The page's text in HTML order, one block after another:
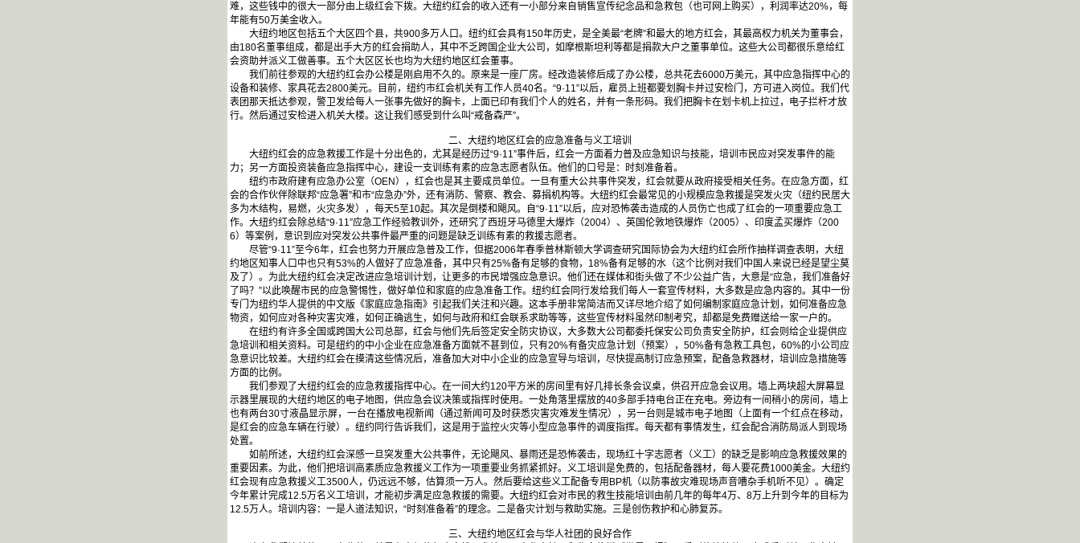
难，这些钱中的很大一部分由上级红会下拨。大纽约红会的收入还有一小部分来自销售宣传纪念品和急救包（也可网上购买），利润率达20%，每
年能有50万美金收入。
大纽约地区包括五个大区四个县，共900多万人口。纽约红会具有150年历史，是全美最“老牌”和最大的地方红会，其最高权力机关为董事会，
由180名董事组成，都是出手大方的红会捐助人，其中不乏跨国企业大公司，如摩根斯坦利等都是捐款大户之董事单位。这些大公司都很乐意给红
会资助并派义工做善事。五个大区区长也均为大纽约地区红会董事。
我们前往参观的大纽约红会办公楼是刚启用不久的。原来是一座厂房。经改造装修后成了办公楼，总共花去6000万美元，其中应急指挥中心的
设备和装修、家具花去2800美元。目前，纽约市红会机关有工作人员40名。“9·11”以后，雇员上班都要划胸卡并过安检门，方可进入岗位。我们代
表团那天抵达参观，警卫发给每人一张事先做好的胸卡，上面已印有我们个人的姓名，并有一条形码。我们把胸卡在划卡机上拉过，电子拦杆才放
行。然后通过安检进入机关大楼。这让我们感受到什么叫“戒备森严”。
二、大纽约地区红会的应急准备与义工培训
大纽约红会的应急救援工作是十分出色的，尤其是经历过“9·11”事件后，红会一方面着力普及应急知识与技能，培训市民应对突发事件的能
力；另一方面投资装备应急指挥中心，建设一支训练有素的应急志愿者队伍。他们的口号是：时刻准备着。
纽约市政府建有应急办公室（OEN），红会也是其主要成员单位。一旦有重大公共事件突发，红会就要从政府接受相关任务。在应急方面，红
会的合作伙伴除联邦“应急署”和市“应急办”外，还有消防、警察、教会、募捐机构等。大纽约红会最常见的小规模应急救援是突发火灾（纽约民居大
多为木结构，易燃，火灾多发），每天5至10起。其次是倒楼和飓风。自“9·11”以后，应对恐怖袭击造成的人员伤亡也成了红会的一项重要应急工
作。大纽约红会除总结“9·11”应急工作经验教训外，还研究了西班牙马德里大爆炸（2004）、英国伦敦地铁爆炸（2005）、印度孟买爆炸（200
6）等案例，意识到应对突发公共事件最严重的问题是缺乏训练有素的救援志愿者。
尽管“9·11”至今6年，红会也努力开展应急普及工作，但据2006年春季普林斯顿大学调查研究国际协会为大纽约红会所作抽样调查表明，大纽
约地区知事人口中也只有53%的人做好了应急准备，其中只有25%备有足够的食物，18%备有足够的水（这个比例对我们中国人来说已经是望尘莫
及了）。为此大纽约红会决定改进应急培训计划，让更多的市民增强应急意识。他们还在媒体和街头做了不少公益广告，大意是“应急，我们准备好
了吗？”以此唤醒市民的应急警惕性，做好单位和家庭的应急准备工作。纽约红会同行发给我们每人一套宣传材料，大多数是应急内容的。其中一份
专门为纽约华人提供的中文版《家庭应急指南》引起我们关注和兴趣。这本手册非常简洁而又详尽地介绍了如何编制家庭应急计划，如何准备应急
物资，如何应对各种灾害灾难，如何正确逃生，如何与政府和红会联系求助等等，这些宣传材料虽然印制考究，却都是免费赠送给一家一户的。
在纽约有许多全国或跨国大公司总部，红会与他们先后签定安全防灾协议，大多数大公司都委托保安公司负责安全防护，红会则给企业提供应
急培训和相关资料。可是纽约的中小企业在应急准备方面就不甚到位，只有20%有备灾应急计划（预案），50%备有急救工具包，60%的小公司应
急意识比较差。大纽约红会在摸清这些情况后，准备加大对中小企业的应急宣导与培训，尽快提高制订应急预案，配备急救器材，培训应急措施等
方面的比例。
我们参观了大纽约红会的应急救援指挥中心。在一间大约120平方米的房间里有好几排长条会议桌，供召开应急会议用。墙上两块超大屏幕显
示器里展现的大纽约地区的电子地图，供应急会议决策或指挥时使用。一处角落里摆放的40多部手持电台正在充电。旁边有一间稍小的房间，墙上
也有两台30寸液晶显示屏，一台在播放电视新闻（通过新闻可及时获悉灾害灾难发生情况），另一台则是城市电子地图（上面有一个红点在移动，
是红会的应急车辆在行驶）。纽约同行告诉我们，这是用于监控火灾等小型应急事件的调度指挥。每天都有事情发生，红会配合消防局派人到现场
处置。
如前所述，大纽约红会深感一旦突发重大公共事件，无论飓风、暴雨还是恐怖袭击，现场红十字志愿者（义工）的缺乏是影响应急救援效果的
重要因素。为此，他们把培训高素质应急救援义工作为一项重要业务抓紧抓好。义工培训是免费的，包括配备器材，每人要花费1000美金。大纽约
红会现有应急救援义工3500人，仍远远不够，估算须一万人。然后要给这些义工配备专用BP机（以防事故灾难现场声音嘈杂手机听不见）。确定
今年累计完成12.5万名义工培训，才能初步满足应急救援的需要。大纽约红会对市民的救生技能培训由前几年的每年4万、8万上升到今年的目标为
12.5万人。培训内容：一是人道法知识，“时刻准备着”的理念。二是备灾计划与救助实施。三是创伤救护和心肺复苏。
三、大纽约地区红会与华人社团的良好合作